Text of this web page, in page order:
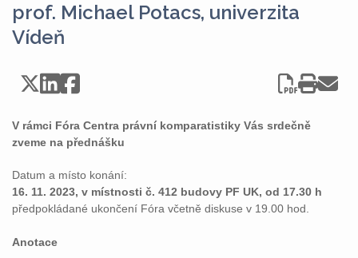
prof. Michael Potacs, univerzita
Vídeň
V rámci Fóra Centra právní komparatistiky Vás srdečně
zveme na přednášku
Datum a místo konání:
16. 11. 2023, v místnosti č. 412 budovy PF UK, od 17.30 h
předpokládané ukončení Fóra včetně diskuse v 19.00 hod.
Anotace